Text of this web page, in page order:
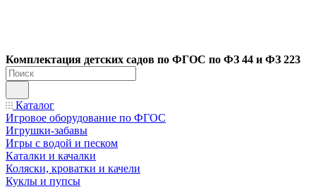
Комплектация детских садов по ФГОC по ФЗ 44 и ФЗ 223
Каталог
Игровое оборудование по ФГОС
Игрушки-забавы
Игры с водой и песком
Каталки и качалки
Коляски, кроватки и качели
Куклы и пупсы